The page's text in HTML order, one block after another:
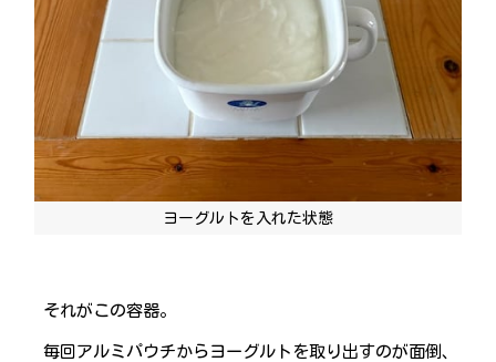
ヨーグルトを入れた状態
それがこの容器。
毎回アルミパウチからヨーグルトを取り出すのが面倒、